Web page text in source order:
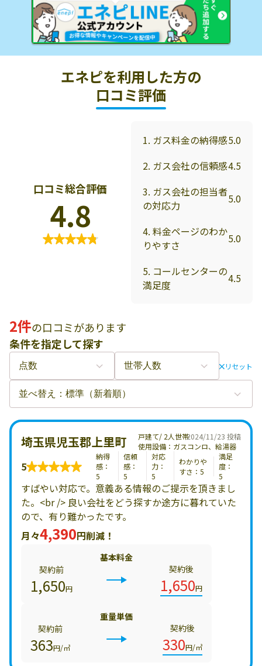
エネピを利用した方の
口コミ評価
口コミ総合評価
4.8
1. ガス料金の納得感5.0
2. ガス会社の信頼感4.5
3. ガス会社の担当者
の対応力
5.0
4. 料金ページのわか
りやすさ
5.0
5. コールセンターの
満足度
4.5
2件の口コミがあります
条件を指定して探す
リセット
2024/11/23 投稿
埼玉県児玉郡上里町
戸建て/ 2人世帯
使用設備：ガスコンロ、給湯器
5
納得
感：
5
信頼
感：
5
対応
力：
5
わかりや
すさ：5
満足
度：
5
すばやい対応で。意義ある情報のご提示を頂きまし
た。<br /> 良い会社をどう探すか途方に暮れていた
ので、有り難かったです。
月々4,390円削減！
基本料金
契約前
1,650円
契約後
1,650円
重量単価
契約前
363円/㎥
契約後
330円/㎥